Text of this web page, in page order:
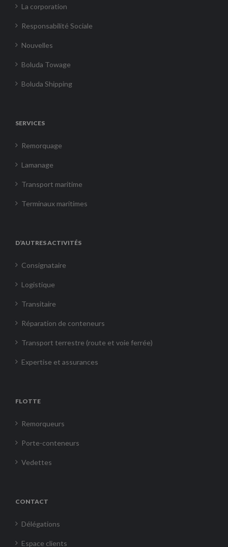
La corporation
Responsabilité Sociale
Nouvelles
Boluda Towage
Boluda Shipping
SERVICES
Remorquage
Lamanage
Transport maritime
Terminaux maritimes
D’AUTRES ACTIVITÉS
Consignataire
Logistique
Transitaire
Réparation de conteneurs
Transport terrestre (route et voie ferrée)
Expertise et assurances
FLOTTE
Remorqueurs
Porte-conteneurs
Vedettes
CONTACT
Délégations
Espace clients